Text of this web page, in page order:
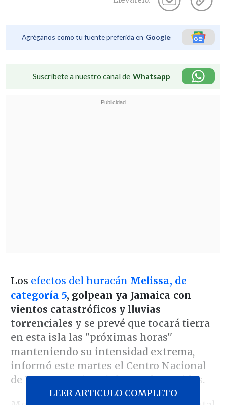
Agréganos como tu fuente preferida en Google
Suscríbete a nuestro canal de Whatsapp
Los efectos del huracán Melissa, de
categoría 5, golpean ya Jamaica con
vientos catastróficos y lluvias
torrenciales y se prevé que tocará tierra
en esta isla las "próximas horas"
manteniendo su intensidad extrema,
informó este martes el Centro Nacional
de Huracanes (NHC) de Estados Unidos.
LEER ARTICULO COMPLETO